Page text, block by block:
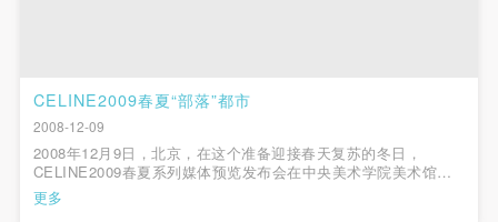
CELINE2009春夏“部落”都市
2008-12-09
2008年12月9日，北京，在这个准备迎接春天复苏的冬日，
CELINE2009春夏系列媒体预览发布会在中央美术学院美术馆展
开。活动现场不仅带来了融合部落与都市风格的2009春夏系列服
装，亦率先展示了2009年CELINE与亚洲名模富永爱合作的Ai
更多